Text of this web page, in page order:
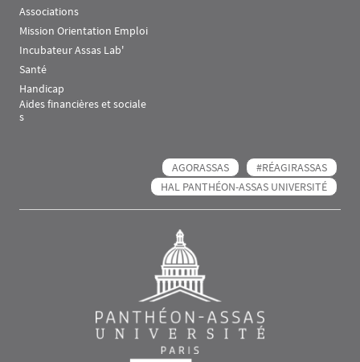
Associations
Mission Orientation Emploi
Incubateur Assas Lab'
Santé
Handicap
Aides financières et sociale
s
AGORASSAS
#RÉAGIRASSAS
HAL PANTHÉON-ASSAS UNIVERSITÉ